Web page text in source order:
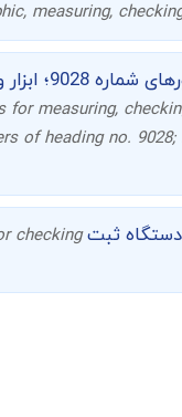
measuring,
ابزار و دستگاه‌ها
for measuring,
of heading no.
دستگاه ثبتchecking